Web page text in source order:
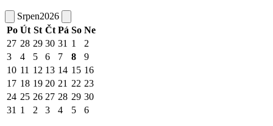
Srpen2026
Po Út St Čt Pá So Ne
27 28 29 30 31 1
2
3
4 5 6 7 8
9
10 11 12 13 14 15 16
17 18 19 20 21 22 23
24 25 26 27 28 29 30
31 1 2 3 4 5 6